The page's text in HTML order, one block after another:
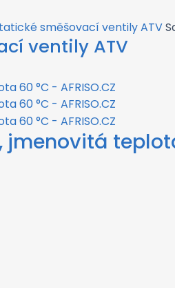
směšovací ventily ATV
ventily ATV
jmenovitá